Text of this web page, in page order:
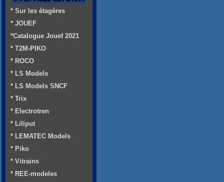
* Sur les étagères
* JOUEF
*Catalogue Jouef 2021
* T2M-PIKO
* ROCO
* LS Models
* LS Models SNCF
* Trix
* Electrotren
* Liliput
* LEMATEC Models
* Piko
* Vitrains
* REE-modeles